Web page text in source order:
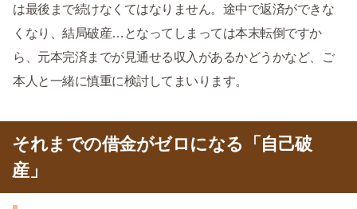
は最後まで続けなくてはなりません。途中で返済ができな
くなり、結局破産…となってしまっては本末転倒ですか
ら、元本完済までが見通せる収入があるかどうかなど、ご
本人と一緒に慎重に検討してまいります。
それまでの借金がゼロになる「自己破
産」